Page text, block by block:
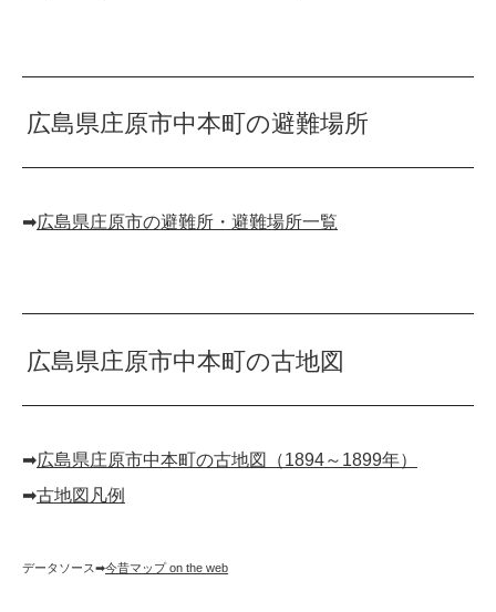
広島県庄原市中本町の避難場所
➡︎広島県庄原市の避難所・避難場所一覧
広島県庄原市中本町の古地図
➡︎広島県庄原市中本町の古地図（1894～1899年）
➡︎古地図凡例
データソース➡︎今昔マップ on the web